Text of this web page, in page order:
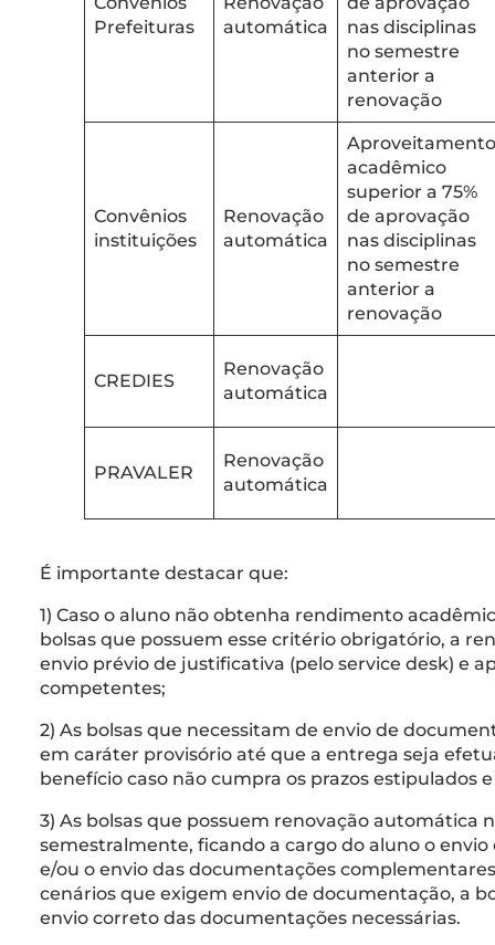
Prefeituras
automática
nas disciplinas
no semestre
anterior a
renovação
Convênios
instituições
Renovação
automática
Aproveitamento
acadêmico
superior a 75%
de aprovação
nas disciplinas
no semestre
anterior a
renovação
CREDIES
Renovação
automática
PRAVALER
Renovação
automática
É importante destacar que:
1) Caso o aluno não obtenha rendimento
bolsas que possuem esse critério obrigatório, a
envio prévio de justificativa (pelo service desk) e
competentes;
2) As bolsas que necessitam de envio de
em caráter provisório até que a entrega seja
benefício caso não cumpra os prazos estipulados
3) As bolsas que possuem renovação automática
semestralmente, ficando a cargo do aluno o
e/ou o envio das documentações
cenários que exigem envio de documentação, a
envio correto das documentações necessárias.